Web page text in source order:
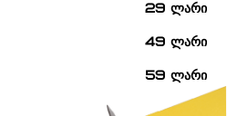
29 ლარი
49 ლარი
59 ლარი